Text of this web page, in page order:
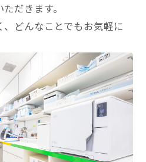
だきます。
どんなことでもお気軽に